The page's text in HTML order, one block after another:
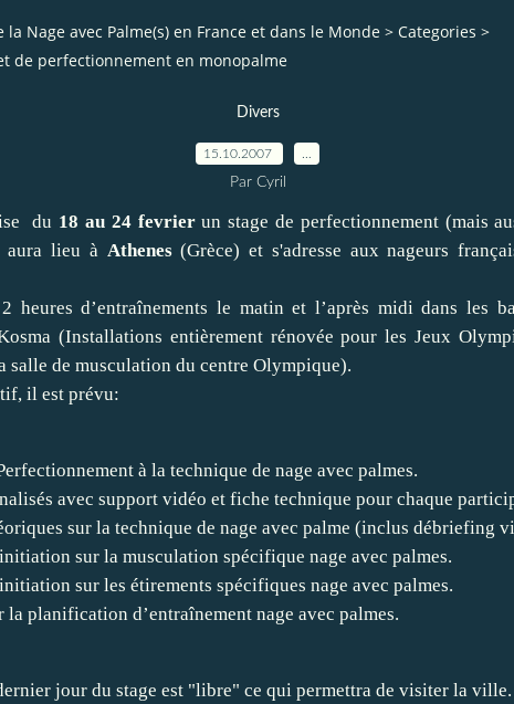
Nage avec Palme(s) en France et dans le Monde > Categories >
de perfectionnement en monopalme
Divers
15.10.2007
Par Cyril
du 18 au 24 fevrierun stage de perfectionnement (mais
aura lieu à Athenes(Grèce) et s'adresse aux nageurs
heures d’entraînements le matin et l’après midi dans les
(Installations entièrement rénovée pour les Jeux
salle de musculation du centre Olympique).
il est prévu:
à la technique de nage avec palmes.
avec support vidéo et fiche technique pour chaque
sur la technique de nage avec palme (inclus débriefing
sur la musculation spécifique nage avec palmes.
sur les étirements spécifiques nage avec palmes.
planification d’entraînement nage avec palmes.
jour du stage est "libre" ce qui permettra de visiter la ville.